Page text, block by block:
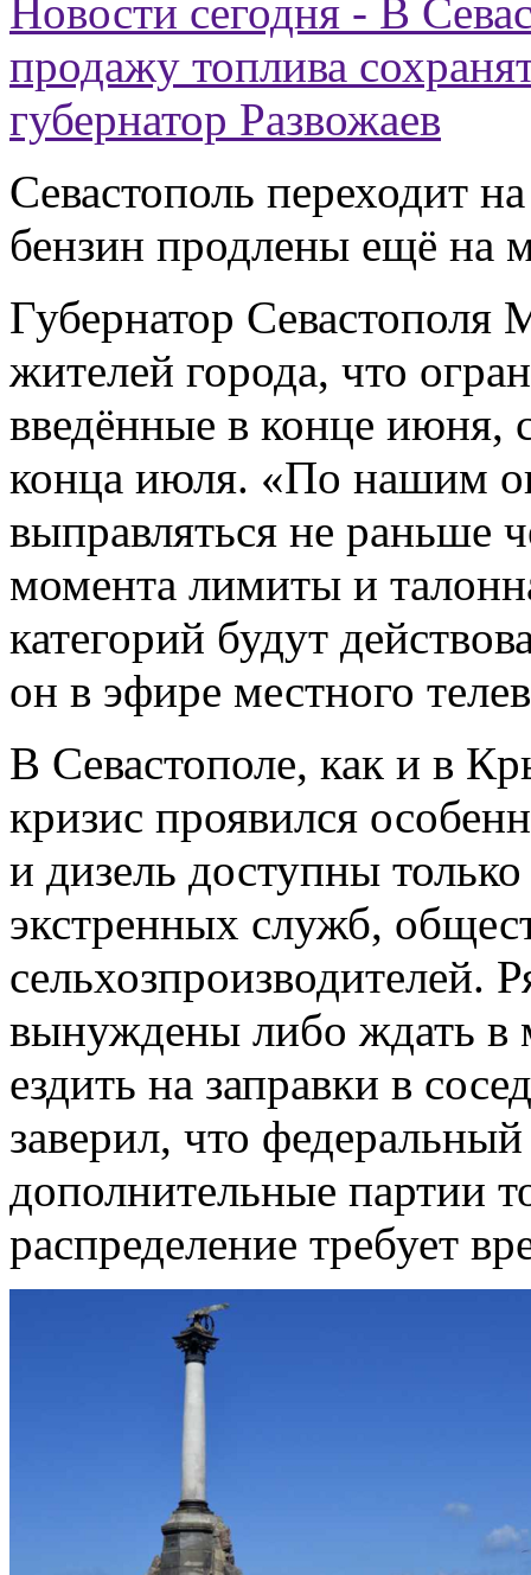
Новости сегодня - В
продажу топлива
губернатор Развожаев
Севастополь переходит
бензин продлены ещё на
Губернатор Севастополя
жителей города, что
введённые в конце июня,
конца июля. «По нашим
выправляться не раньше
момента лимиты и
категорий будут
он в эфире местного
В Севастополе, как и в
кризис проявился
и дизель доступны
экстренных служб,
сельхозпроизводителей.
вынуждены либо ждать в
ездить на заправки в
заверил, что
дополнительные партии
распределение требует